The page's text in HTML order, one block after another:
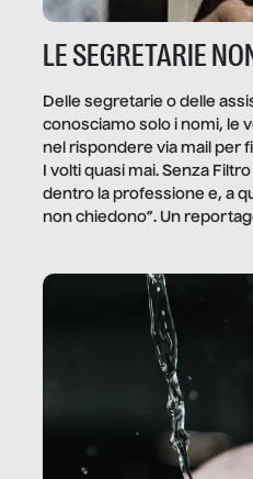
LE SEGRETARIE
Delle segretarie o delle
conosciamo solo i nomi, le
nel rispondere via mail per
I volti quasi mai. Senza
dentro la professione e, a
non chiedono”. Un